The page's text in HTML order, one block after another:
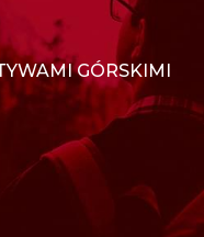
GÓRSKIMI